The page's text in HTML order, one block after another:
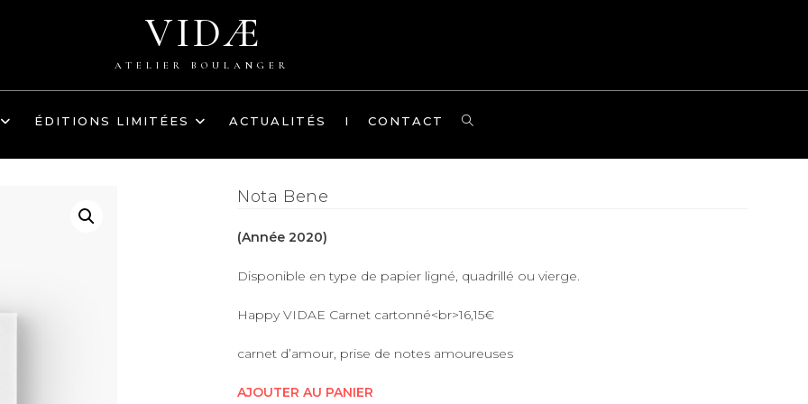
VIDÆ
ATELIER BOULANGER
ÉDITIONS LIMITÉES ACTUALITÉS I CONTACT
TOGGLE
Nota Bene
(Année 2020)
Disponible en type de papier ligné, quadrillé ou vierge.
Happy VIDAE Carnet cartonné<br>16,15€
carnet d’amour, prise de notes amoureuses
AJOUTER AU PANIER